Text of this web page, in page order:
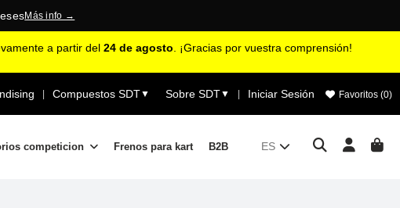
Ver reseñas →
a partir del 24 de agosto . ¡Gracias por vuestra comprensión!
| Compuestos SDT▼ Sobre SDT▼ | Iniciar Sesión Favoritos (0)
competicion Frenos para kart B2B ES